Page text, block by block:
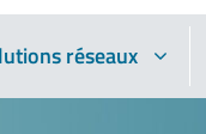
réseaux